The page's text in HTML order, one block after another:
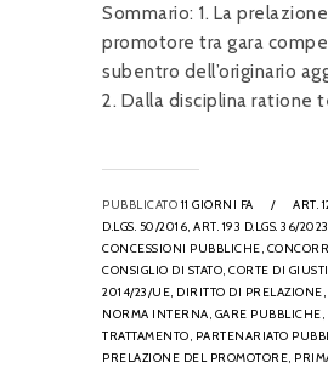
Sommario: 1. La
promotore tra gara
subentro dell’originario
2. Dalla disciplina ratione
PUBBLICATO 11 GIORNI FA / ART.
D.LGS. 50/2016, ART. 193 D.LGS. 36/
CONCESSIONI PUBBLICHE,
CONSIGLIO DI STATO, CORTE DI
2014/23/UE, DIRITTO DI PRELAZIONE,
NORMA INTERNA, GARE PUBBLICHE,
TRATTAMENTO, PARTENARIATO
PRELAZIONE DEL PROMOTORE,